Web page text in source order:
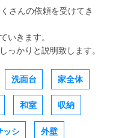
さんの依頼を受けてき
いきます。
っかりと説明致します。
洗面台 家全体
和室 収納
ッシ 外壁